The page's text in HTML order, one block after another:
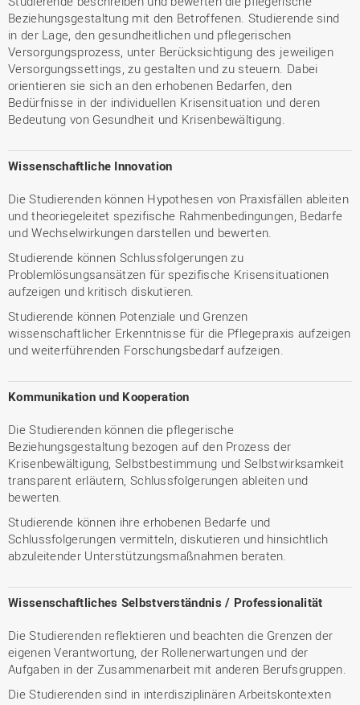
Beziehungsgestaltung mit den Betroffenen. Studierende sind
in der Lage, den gesundheitlichen und pflegerischen
Versorgungsprozess, unter Berücksichtigung des jeweiligen
Versorgungssettings, zu gestalten und zu steuern. Dabei
orientieren sie sich an den erhobenen Bedarfen, den
Bedürfnisse in der individuellen Krisensituation und deren
Bedeutung von Gesundheit und Krisenbewältigung.
Wissenschaftliche Innovation
Die Studierenden können Hypothesen von Praxisfällen ableiten
und theoriegeleitet spezifische Rahmenbedingungen, Bedarfe
und Wechselwirkungen darstellen und bewerten.
Studierende können Schlussfolgerungen zu
Problemlösungsansätzen für spezifische Krisensituationen
aufzeigen und kritisch diskutieren.
Studierende können Potenziale und Grenzen
wissenschaftlicher Erkenntnisse für die Pflegepraxis aufzeigen
und weiterführenden Forschungsbedarf aufzeigen.
Kommunikation und Kooperation
Die Studierenden können die pflegerische
Beziehungsgestaltung bezogen auf den Prozess der
Krisenbewältigung, Selbstbestimmung und Selbstwirksamkeit
transparent erläutern, Schlussfolgerungen ableiten und
bewerten.
Studierende können ihre erhobenen Bedarfe und
Schlussfolgerungen vermitteln, diskutieren und hinsichtlich
abzuleitender Unterstützungsmaßnahmen beraten.
Wissenschaftliches Selbstverständnis / Professionalität
Die Studierenden reflektieren und beachten die Grenzen der
eigenen Verantwortung, der Rollenerwartungen und der
Aufgaben in der Zusammenarbeit mit anderen Berufsgruppen.
Die Studierenden sind in interdisziplinären Arbeitskontexten